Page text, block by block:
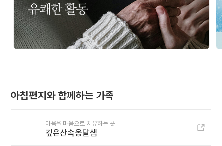
아침편지와 함께하는 가족
마음을 마음으로 치유하는 곳
깊은산속옹달샘